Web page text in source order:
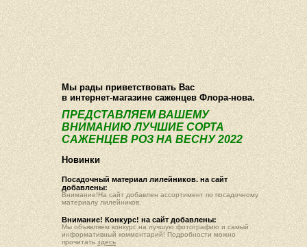
О компании Как купить Фотогалерея Статьи Опт
Мы рады приветствовать Вас
в интернет-магазине саженцев Флора-нова.
ПРЕДСТАВЛЯЕМ ВАШЕМУ
ВНИМАНИЮ ЛУЧШИЕ СОРТА
САЖЕНЦЕВ РОЗ НА ВЕСНУ 2022
Новинки
Посадочный материал лилейников. на сайт
добавлены:
Внимание!На сайт добавлен ассортимент по посадочному
материалу лилейников.
Внимание! Конкурс! на сайт добавлены:
Мы объявляем конкурс на лучшую фотографию и самый
информативный комментарий! Подробности можно
прочитать здесь